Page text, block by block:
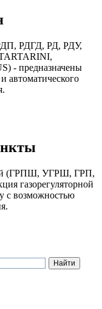
РДГД, РД, РДУ,
- предназначены
автоматического
(ГРПШ, УГРШ, ГРП,
газорегуляторной
с возможностью